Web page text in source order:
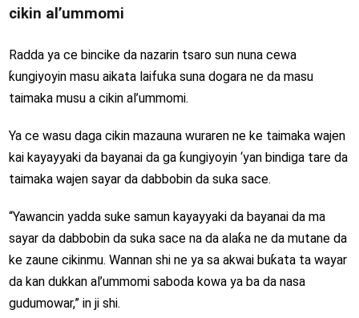
cikin al’ummomi
Radda ya ce bincike da nazarin tsaro sun nuna cewa
ƙungiyoyin masu aikata laifuka suna dogara ne da masu
taimaka musu a cikin al’ummomi.
Ya ce wasu daga cikin mazauna wuraren ne ke taimaka wajen
kai kayayyaki da bayanai da ga ƙungiyoyin ‘yan bindiga tare da
taimaka wajen sayar da dabbobin da suka sace.
“Yawancin yadda suke samun kayayyaki da bayanai da ma
sayar da dabbobin da suka sace na da alaƙa ne da mutane da
ke zaune cikinmu. Wannan shi ne ya sa akwai buƙata ta wayar
da kan dukkan al’ummomi saboda kowa ya ba da nasa
gudumowar,” in ji shi.